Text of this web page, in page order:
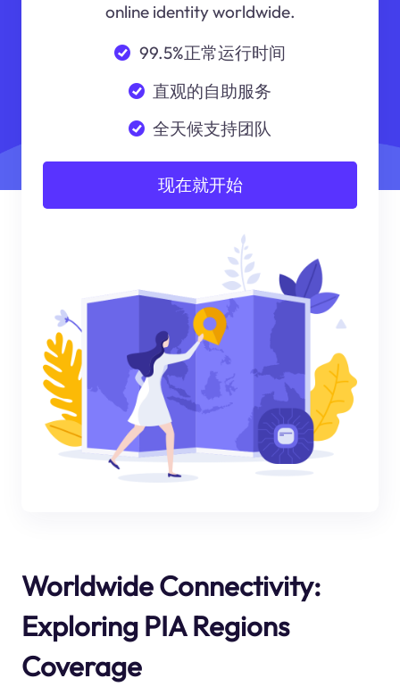
online identity worldwide.
99.5%正常运行时间
直观的自助服务
全天候支持团队
现在就开始
Worldwide Connectivity:
Exploring PIA Regions
Coverage